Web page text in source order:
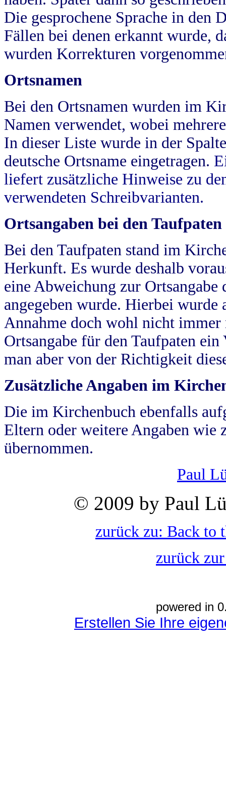
Die gesprochene Sprache in
Fällen bei denen erkannt wurde,
wurden Korrekturen
Ortsnamen
Bei den Ortsnamen wurden im
Namen verwendet, wobei
In dieser Liste wurde in der
deutsche Ortsname eingetragen.
liefert zusätzliche Hinweise zu
verwendeten Schreibvarianten.
Ortsangaben bei den Taufpaten
Bei den Taufpaten stand im
Herkunft. Es wurde deshalb
eine Abweichung zur
angegeben wurde. Hierbei wurde
Annahme doch wohl nicht
Ortsangabe für den Taufpaten
man aber von der Richtigkeit
Zusätzliche Angaben im
Die im Kirchenbuch ebenfalls
Eltern oder weitere Angaben wie
übernommen.
Paul
© 2009 by Paul
zurück zu: Back to
zurück
powered in
Erstellen Sie Ihre